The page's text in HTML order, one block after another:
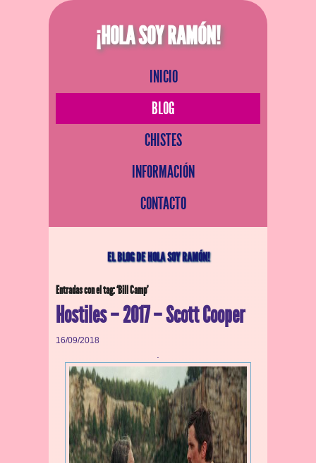
¡HOLA SOY RAMÓN!
INICIO
BLOG
CHISTES
INFORMACIÓN
CONTACTO
EL BLOG DE HOLA SOY RAMÓN!
Entradas con el tag: ‘Bill Camp’
Hostiles – 2017 – Scott Cooper
16/09/2018